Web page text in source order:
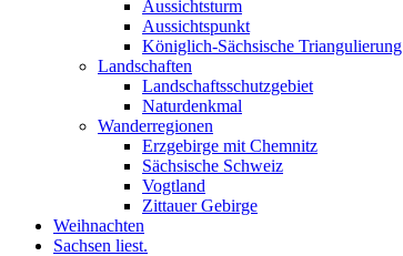
Aussichtsturm
Aussichtspunkt
Königlich-Sächsische Triangulierung
Landschaften
Landschaftsschutzgebiet
Naturdenkmal
Wanderregionen
Erzgebirge mit Chemnitz
Sächsische Schweiz
Vogtland
Zittauer Gebirge
Weihnachten
Sachsen liest.